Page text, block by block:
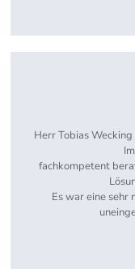
Herr Tobias
fachkompetent
Es war eine sehr